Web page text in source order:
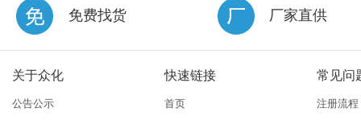
免费找货 厂家直供
关于众化
公告公示
快速链接
首页
常见问
注册流程